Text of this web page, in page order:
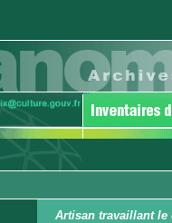
Artisan travaillant le